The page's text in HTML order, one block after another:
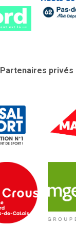
Partenaires privés